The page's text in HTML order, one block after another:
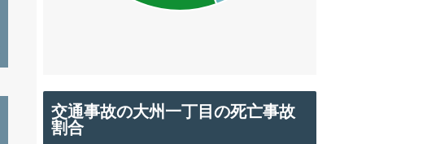
交通事故の大州一丁目の死亡事故
割合